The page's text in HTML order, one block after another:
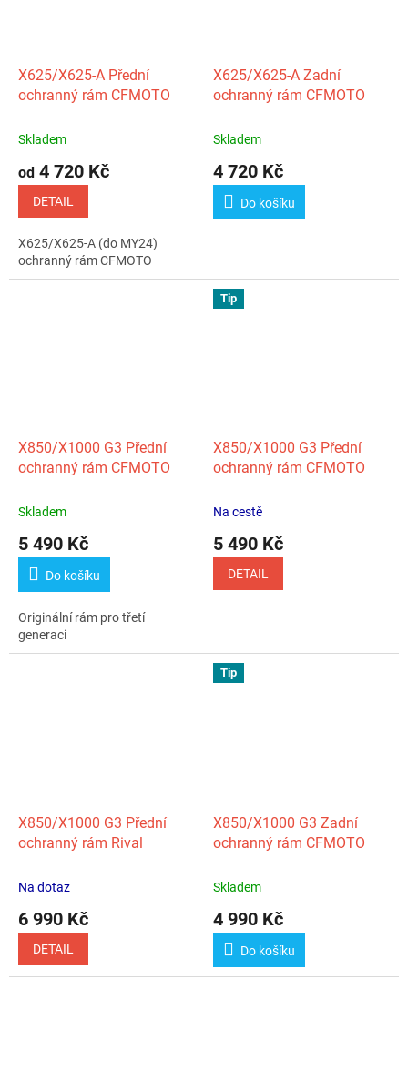
X625/X625‑A Přední
ochranný rám CFMOTO
Skladem
od 4 720 Kč
DETAIL
X625/X625‑A (do MY24)
ochranný rám CFMOTO
X625/X625‑A Zadní
ochranný rám CFMOTO
Skladem
4 720 Kč
Do košíku
X850/X1000 G3 Přední
ochranný rám CFMOTO
Skladem
5 490 Kč
Do košíku
Originální rám pro třetí
generaci
Tip
X850/X1000 G3 Přední
ochranný rám CFMOTO
Na cestě
5 490 Kč
DETAIL
X850/X1000 G3 Přední
ochranný rám Rival
Na dotaz
6 990 Kč
DETAIL
Tip
X850/X1000 G3 Zadní
ochranný rám CFMOTO
Skladem
4 990 Kč
Do košíku